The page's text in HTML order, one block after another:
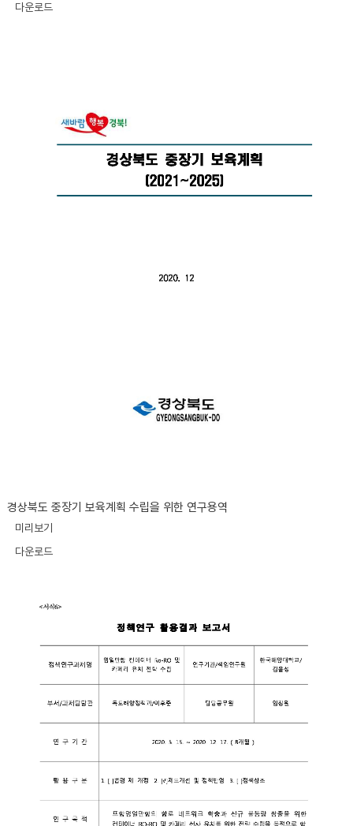
다운로드
경상북도 중장기 보육계획 수립을 위한 연구용역
미리보기
다운로드